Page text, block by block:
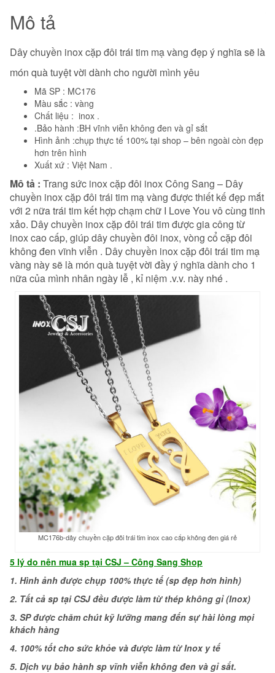
Mô tả
Dây chuyền inox cặp đôi trái tim mạ vàng đẹp ý nghĩa sẽ là
món quà tuyệt vời dành cho người mình yêu
Mã SP : MC176
Màu sắc : vàng
Chất liệu : inox .
.Bảo hành :BH vĩnh viễn không đen và gỉ sắt
Hình ảnh :chụp thực tế 100% tại shop – bên ngoài còn đẹp
hơn trên hình
Xuất xứ : Việt Nam .
Mô tả : Trang sức inox cặp đôi inox Công Sang – Dây
chuyền inox cặp đôi trái tim mạ vàng được thiết kế đẹp mắt
với 2 nữa trái tim kết hợp chạm chữ I Love You vô cùng tinh
xảo. Dây chuyền inox cặp đôi trái tim được gia công từ
inox cao cấp, giúp dây chuyền đôi inox, vòng cổ cặp đôi
không đen vĩnh viễn . Dây chuyền inox cặp đôi trái tim mạ
vàng này sẽ là món quà tuyệt vời đầy ý nghĩa dành cho 1
nữa của mình nhân ngày lễ , kỉ niệm .v.v. này nhé .
MC176b-dây chuyền cặp đôi trái tim inox cao cấp không đen giá rẻ
5 lý do nên mua sp tại CSJ – Công Sang Shop
1. Hình ảnh được chụp 100% thực tế (sp đẹp hơn hình)
2. Tất cả sp tại CSJ đều được làm từ thép không gỉ (Inox)
3. SP được chăm chút kỹ lưỡng mang đến sự hài lòng mọi
khách hàng
4. 100% tốt cho sức khỏe và được làm từ Inox y tế
5. Dịch vụ bảo hành sp vĩnh viễn không đen và gỉ sắt.